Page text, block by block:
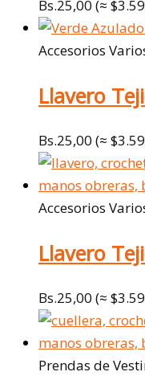
Bs.25,00 (≈
Accesorios
Llavero
Bs.25,00 (≈
Accesorios
Llavero
Bs.25,00 (≈
Prendas de